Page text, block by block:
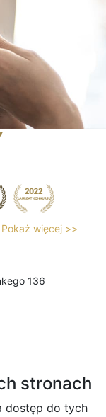
Pokaż więcej >>
136
stronach
dostęp do tych